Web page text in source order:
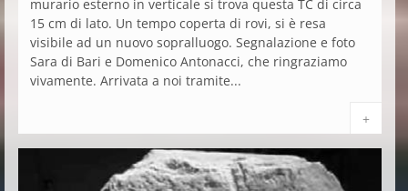
murario esterno in verticale si trova questa TC di circa
15 cm di lato. Un tempo coperta di rovi, si è resa
visibile ad un nuovo sopralluogo. Segnalazione e foto
Sara di Bari e Domenico Antonacci, che ringraziamo
vivamente. Arrivata a noi tramite...
+